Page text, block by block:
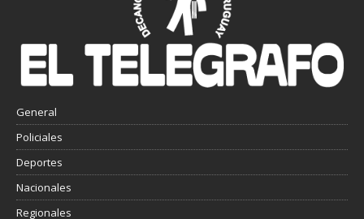
General
Policiales
Deportes
Nacionales
Regionales